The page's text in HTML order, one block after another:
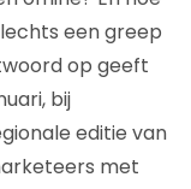
een greep
op geeft
bij
editie van
met